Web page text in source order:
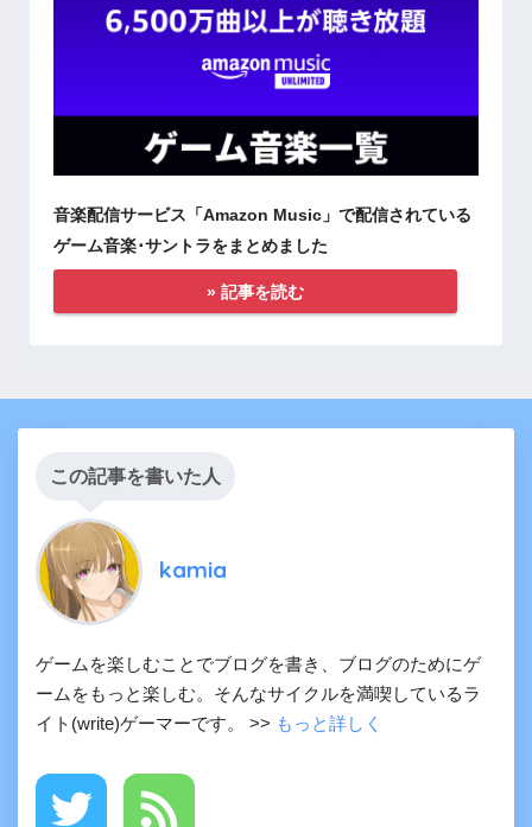
音楽配信サービス「Amazon Music」で配信されている
ゲーム音楽･サントラをまとめました
» 記事を読む
この記事を書いた人
kamia
ゲームを楽しむことでブログを書き、ブログのためにゲ
ームをもっと楽しむ。そんなサイクルを満喫しているラ
イト(write)ゲーマーです。 >> もっと詳しく